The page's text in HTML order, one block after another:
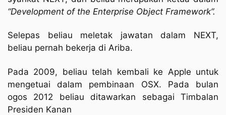
“Development of the Enterprise Object Framework”.
Selepas beliau meletak jawatan dalam NEXT,
beliau pernah bekerja di Ariba.
Pada 2009, beliau telah kembali ke Apple untuk
mengetuai dalam pembinaan OSX. Pada bulan
ogos 2012 beliau ditawarkan sebagai Timbalan
Presiden Kanan